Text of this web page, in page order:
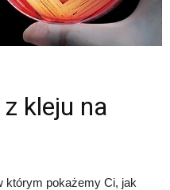
kleju na
którym pokażemy Ci, jak